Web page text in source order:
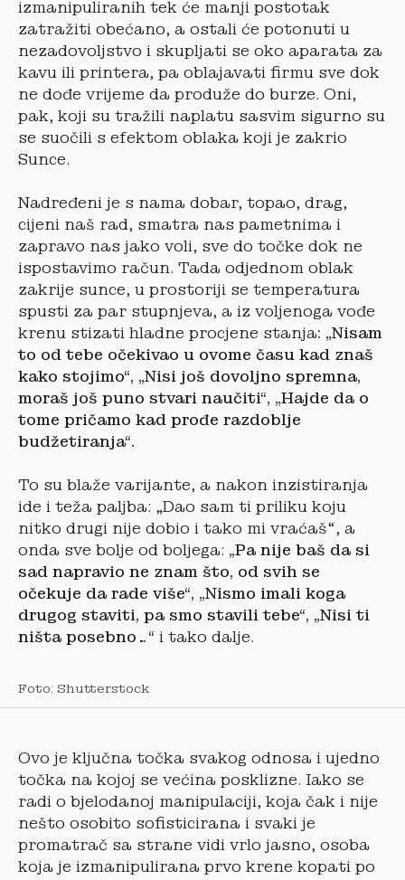
izmanipuliranih tek će manji postotak
zatražiti obećano, a ostali će potonuti u
nezadovoljstvo i skupljati se oko aparata za
kavu ili printera, pa oblajavati firmu sve dok
ne dođe vrijeme da produže do burze. Oni,
pak, koji su tražili naplatu sasvim sigurno su
se suočili s efektom oblaka koji je zakrio
Sunce.
Nadređeni je s nama dobar, topao, drag,
cijeni naš rad, smatra nas pametnima i
zapravo nas jako voli, sve do točke dok ne
ispostavimo račun. Tada odjednom oblak
zakrije sunce, u prostoriji se temperatura
spusti za par stupnjeva, a iz voljenoga vođe
krenu stizati hladne procjene stanja: „Nisam
to od tebe očekivao u ovome času kad znaš
kako stojimo“, „Nisi još dovoljno spremna,
moraš još puno stvari naučiti“, „Hajde da o
tome pričamo kad prođe razdoblje
budžetiranja“.
To su blaže varijante, a nakon inzistiranja
ide i teža paljba: „Dao sam ti priliku koju
nitko drugi nije dobio i tako mi vraćaš“, a
onda sve bolje od boljega: „Pa nije baš da si
sad napravio ne znam što, od svih se
očekuje da rade više“, „Nismo imali koga
drugog staviti, pa smo stavili tebe“, „Nisi ti
ništa posebno…“ i tako dalje.
Foto: Shutterstock
Ovo je ključna točka svakog odnosa i ujedno
točka na kojoj se većina posklizne. Iako se
radi o bjelodanoj manipulaciji, koja čak i nije
nešto osobito sofisticirana i svaki je
promatrač sa strane vidi vrlo jasno, osoba
koja je izmanipulirana prvo krene kopati po